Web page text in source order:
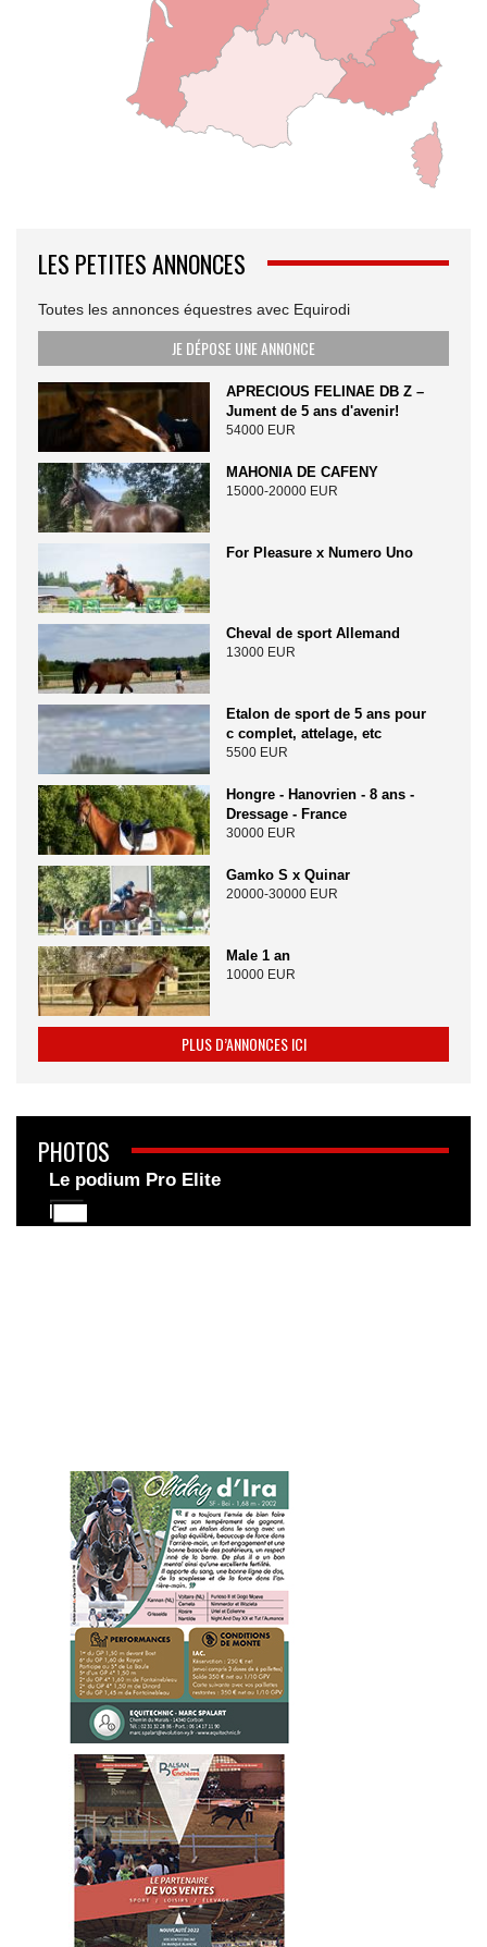
LES PETITES ANNONCES
Toutes les annonces équestres avec Equirodi
JE DÉPOSE UNE ANNONCE
APRECIOUS FELINAE DB Z –
Jument de 5 ans d'avenir!
54000 EUR
MAHONIA DE CAFENY
15000-20000 EUR
For Pleasure x Numero Uno
Cheval de sport Allemand
13000 EUR
Etalon de sport de 5 ans pour
c complet, attelage, etc
5500 EUR
Hongre - Hanovrien - 8 ans -
Dressage - France
30000 EUR
Gamko S x Quinar
20000-30000 EUR
Male 1 an
10000 EUR
PLUS D’ANNONCES ICI
PHOTOS
Le podium Pro Elite